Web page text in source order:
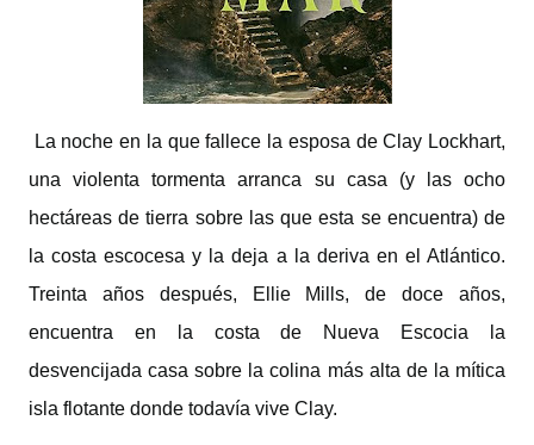
La noche en la que fallece la esposa de Clay Lockhart,
una violenta tormenta arranca su casa (y las ocho
hectáreas de tierra sobre las que esta se encuentra) de
la costa escocesa y la deja a la deriva en el Atlántico.
Treinta años después, Ellie Mills, de doce años,
encuentra en la costa de Nueva Escocia la
desvencijada casa sobre la colina más alta de la mítica
isla flotante donde todavía vive Clay.